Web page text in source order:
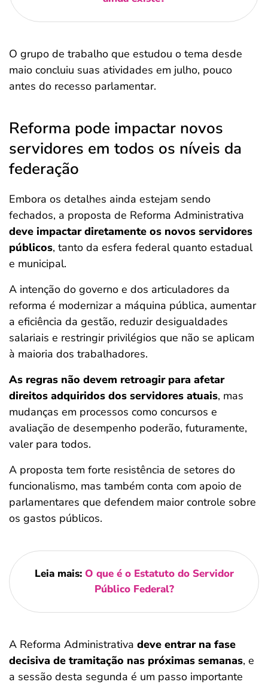
O grupo de trabalho que estudou o tema desde
maio concluiu suas atividades em julho, pouco
antes do recesso parlamentar.
Reforma pode impactar novos
servidores em todos os níveis da
federação
Embora os detalhes ainda estejam sendo
fechados, a proposta de Reforma Administrativa
deve impactar diretamente os novos servidores
públicos, tanto da esfera federal quanto estadual
e municipal.
A intenção do governo e dos articuladores da
reforma é modernizar a máquina pública, aumentar
a eficiência da gestão, reduzir desigualdades
salariais e restringir privilégios que não se aplicam
à maioria dos trabalhadores.
As regras não devem retroagir para afetar
direitos adquiridos dos servidores atuais, mas
mudanças em processos como concursos e
avaliação de desempenho poderão, futuramente,
valer para todos.
A proposta tem forte resistência de setores do
funcionalismo, mas também conta com apoio de
parlamentares que defendem maior controle sobre
os gastos públicos.
Leia mais: O que é o Estatuto do Servidor
Público Federal?
A Reforma Administrativa deve entrar na fase
decisiva de tramitação nas próximas semanas, e
a sessão desta segunda é um passo importante